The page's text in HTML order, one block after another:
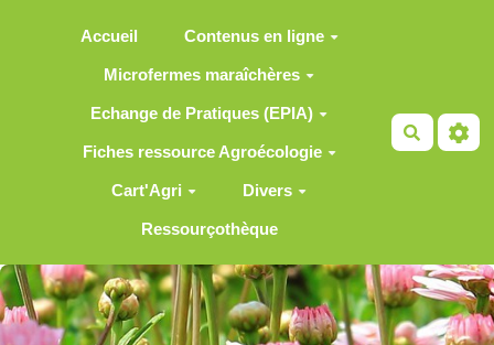
Accueil Contenus en ligne
Microfermes maraîchères
Echange de Pratiques (EPIA)
Fiches ressource Agroécologie
Cart'Agri Divers
Ressourçothèque